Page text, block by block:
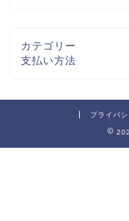
カテゴリー
支払い方法
プライバ